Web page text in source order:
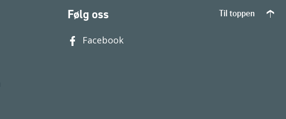
Følg oss
Facebook
Til toppen